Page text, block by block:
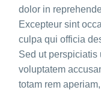
dolor in
Excepteur sint
culpa qui officia
Sed ut perspiciatis
voluptatem
totam rem